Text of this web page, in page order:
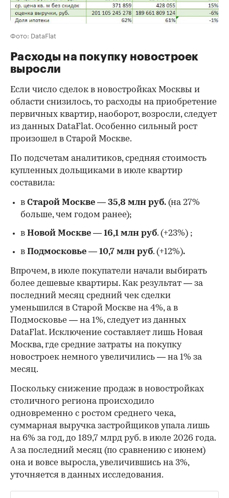
Фото: DataFlat
Расходы на покупку новостроек
выросли
Если число сделок в новостройках Москвы и
области снизилось, то расходы на приобретение
первичных квартир, наоборот, возросли, следует
из данных DataFlat. Особенно сильный рост
произошел в Старой Москве.
По подсчетам аналитиков, средняя стоимость
купленных дольщиками в июле квартир
составила:
в Старой Москве — 35,8 млн руб. (на 27%
больше, чем годом ранее);
в Новой Москве — 16,1 млн руб. (+23%) ;
в Подмосковье — 10,7 млн руб. (+12%).
Впрочем, в июле покупатели начали выбирать
более дешевые квартиры. Как результат — за
последний месяц средний чек сделки
уменьшился в Старой Москве на 4%, а в
Подмосковье — на 1%, следует из данных
DataFlat. Исключение составляет лишь Новая
Москва, где средние затраты на покупку
новостроек немного увеличились — на 1% за
месяц.
Поскольку снижение продаж в новостройках
столичного региона происходило
одновременно с ростом среднего чека,
суммарная выручка застройщиков упала лишь
на 6% за год, до 189,7 млрд руб. в июле 2026 года.
А за последний месяц (по сравнению с июнем)
она и вовсе выросла, увеличившись на 3%,
уточняется в данных исследования.